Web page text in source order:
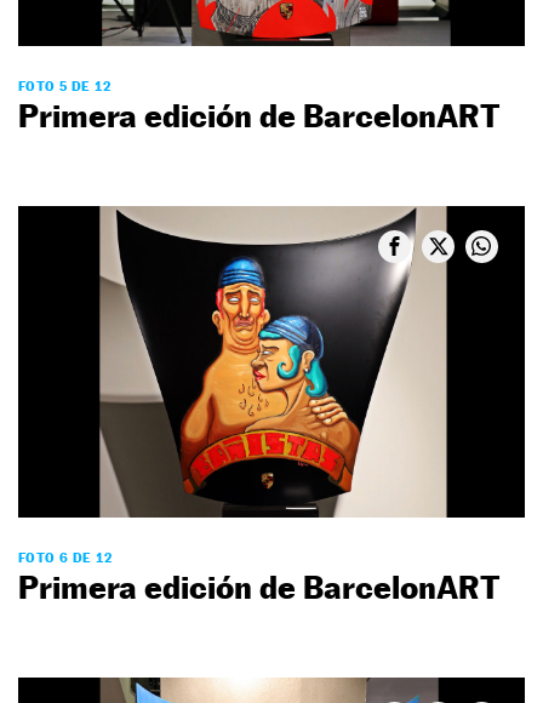
FOTO 5 DE 12
Primera edición de BarcelonART
FOTO 6 DE 12
Primera edición de BarcelonART